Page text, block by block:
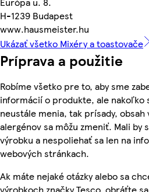
H-1239 Budapest
www.hausmeister.hu
Ukázať všetko Mixéry a toastovače
Príprava a použitie
Robíme všetko pre to, aby sme
informácií o produkte, ale
neustále menia, tak prísady, obsah
alergénov sa môžu zmeniť. Mali
výrobku a nespoliehať sa len na
webových stránkach.
Ak máte nejaké otázky alebo sa